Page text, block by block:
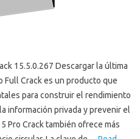
15.5.0.267 Descargar la última
Full Crack es un producto que
para construir el rendimiento
información privada y prevenir el
Pro Crack también ofrece más